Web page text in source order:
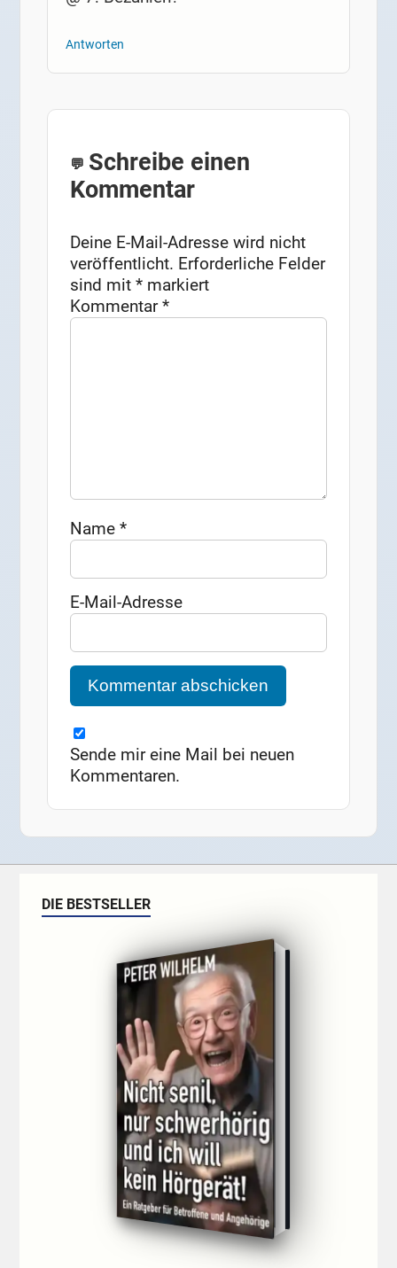
Antworten
Schreibe einen
Kommentar
Deine E-Mail-Adresse wird nicht
veröffentlicht. Erforderliche Felder
sind mit* markiert
Kommentar*
Name*
E-Mail-Adresse
Sende mir eine Mail bei neuen
Kommentaren.
DIE BESTSELLER